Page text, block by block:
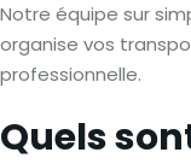
Notre équipe sur
organise vos
professionnelle.
Quels